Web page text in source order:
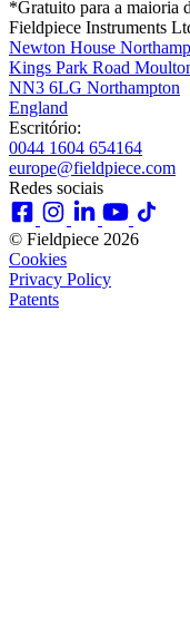
*Gratuito para a maioria
Fieldpiece Instruments
Newton House
Kings Park Road
NN3 6LG Northampton
England
Escritório:
0044 1604 654164
europe@fieldpiece.com
Redes sociais
© Fieldpiece 2026
Cookies
Privacy Policy
Patents